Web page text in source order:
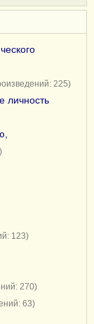
225)
личность
123)
270)
63)